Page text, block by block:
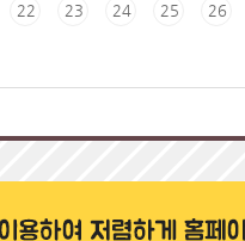
22 23 24 25 26